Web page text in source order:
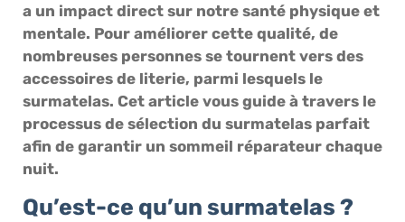
a un impact direct sur notre santé physique et
mentale. Pour améliorer cette qualité, de
nombreuses personnes se tournent vers des
accessoires de literie, parmi lesquels le
surmatelas. Cet article vous guide à travers le
processus de sélection du surmatelas parfait
afin de garantir un sommeil réparateur chaque
nuit.
Qu’est-ce qu’un surmatelas ?